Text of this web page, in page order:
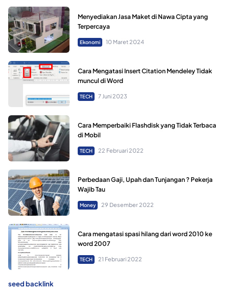
Menyediakan Jasa Maket di Nawa Cipta yang
Terpercaya
Ekonomi 10 Maret 2024
Cara Mengatasi Insert Citation Mendeley Tidak
muncul di Word
TECH 7 Juni 2023
Cara Memperbaiki Flashdisk yang Tidak Terbaca
di Mobil
TECH 22 Februari 2022
Perbedaan Gaji, Upah dan Tunjangan ? Pekerja
Wajib Tau
Money 29 Desember 2022
Cara mengatasi spasi hilang dari word 2010 ke
word 2007
TECH 21 Februari 2022
seed backlink